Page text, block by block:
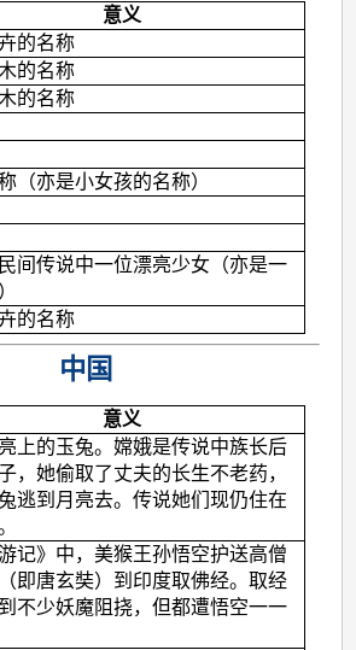
意义
的名称
的名称
的名称
（亦是小女孩的名称）
间传说中一位漂亮少女（亦是一
的名称
中国
意义
上的玉兔。嫦娥是传说中族长后
，她偷取了丈夫的长生不老药，
逃到月亮去。传说她们现仍住在
记》中，美猴王孙悟空护送高僧
即唐玄奘）到印度取佛经。取经
不少妖魔阻挠，但都遭悟空一一